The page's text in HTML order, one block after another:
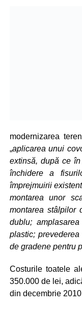
modernizarea
„aplicarea unui
extinsă, după ce
închidere a
împrejmuirii
montarea unor
montarea
dublu;
plastic;
de gradene pentru
Costurile toatele
350.000 de lei,
din decembrie